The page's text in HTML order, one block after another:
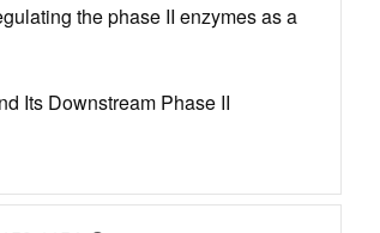
the phase II enzymes as a
Its Downstream Phase II